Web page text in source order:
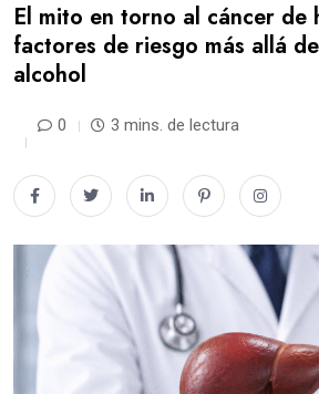
El mito en torno al cáncer de
factores de riesgo más allá
alcohol
0 3 mins. de lectura